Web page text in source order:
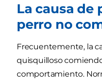
La causa de
perro no
Frecuentemente, la
quisquilloso
comportamiento.